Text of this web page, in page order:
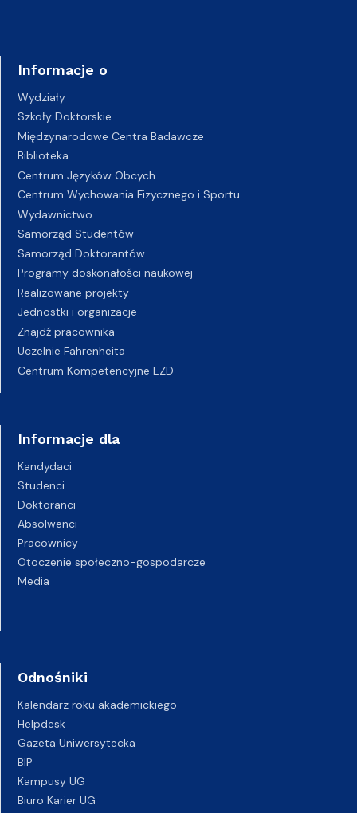
Informacje o
Wydziały
Szkoły Doktorskie
Międzynarodowe Centra Badawcze
Biblioteka
Centrum Języków Obcych
Centrum Wychowania Fizycznego i Sportu
Wydawnictwo
Samorząd Studentów
Samorząd Doktorantów
Programy doskonałości naukowej
Realizowane projekty
Jednostki i organizacje
Znajdź pracownika
Uczelnie Fahrenheita
Centrum Kompetencyjne EZD
Informacje dla
Kandydaci
Studenci
Doktoranci
Absolwenci
Pracownicy
Otoczenie społeczno-gospodarcze
Media
Odnośniki
Kalendarz roku akademickiego
Helpdesk
Gazeta Uniwersytecka
BIP
Kampusy UG
Biuro Karier UG